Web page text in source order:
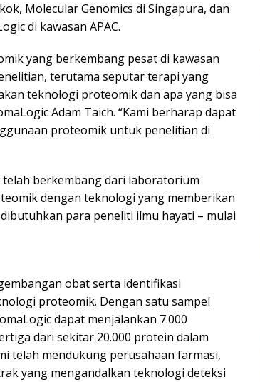
Molecular Genomics di Singapura, dan
di kawasan APAC.
yang berkembang pesat di kawasan
terutama seputar terapi yang
teknologi proteomik dan apa yang bisa
Adam Taich. “Kami berharap dapat
proteomik untuk penelitian di
telah berkembang dari laboratorium
dengan teknologi yang memberikan
para peneliti ilmu hayati – mulai
obat serta identifikasi
proteomik. Dengan satu sampel
dapat menjalankan 7.000
dari sekitar 20.000 protein dalam
telah mendukung perusahaan farmasi,
yang mengandalkan teknologi deteksi